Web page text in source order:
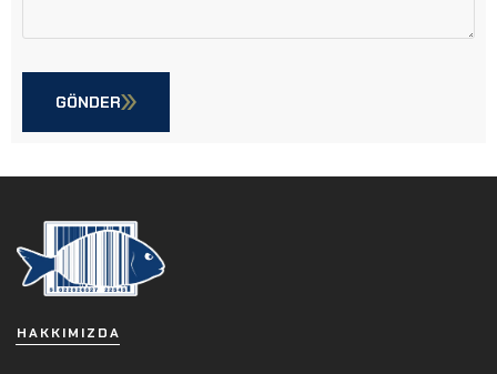
GÖNDER
HAKKIMIZDA